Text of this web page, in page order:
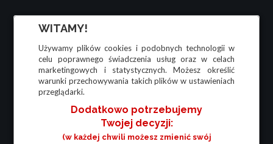
WITAMY!
Używamy plików cookies i podobnych technologii w
celu poprawnego świadczenia usług oraz w celach
marketingowych i statystycznych. Możesz określić
warunki przechowywania takich plików w ustawieniach
przeglądarki.
Dodatkowo potrzebujemy
Twojej decyzji:
(w każdej chwili możesz zmienić swój